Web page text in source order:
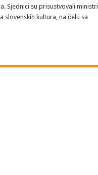
Sjednici su prisustvovali ministri
slovenskih kultura, na čelu sa